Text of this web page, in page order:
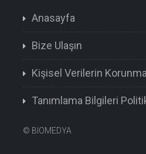
Anasayfa
Bize Ulaşın
Kişisel Verilerin
Tanımlama Bilgileri
© BIOMEDYA